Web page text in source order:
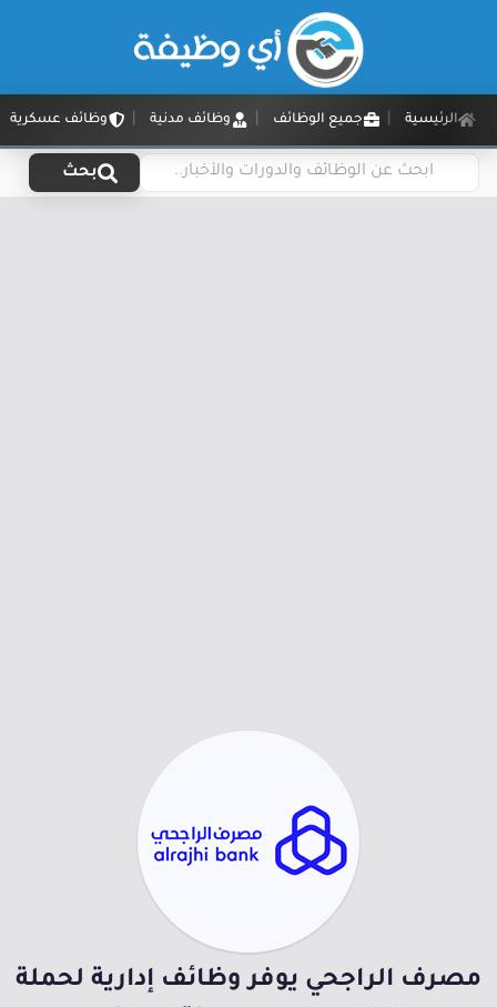
الرئيسية جميع الوظائف وظائف مدنية وظائف عسكرية
بحث
مصرف الراجحي يوفر وظائف إدارية لحملة